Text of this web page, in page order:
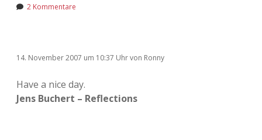
2 Kommentare
14. November 2007 um 10:37 Uhrvon Ronny
Have a nice day.
Jens Buchert – Reflections